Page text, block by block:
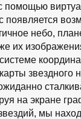
помощью
появляется
небо,
их
звездного
на экране
мы